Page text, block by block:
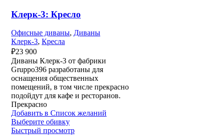
Клерк-3: Кресло
Офисные диваны, Диваны
Клерк-3, Кресла
₽23 900
Диваны Клерк-3 от фабрики
Gruppo396 разработаны для
оснащения общественных
помещений, в том числе прекрасно
подойдут для кафе и ресторанов.
Прекрасно
Добавить в Список желаний
Выберите обивку
Быстрый просмотр